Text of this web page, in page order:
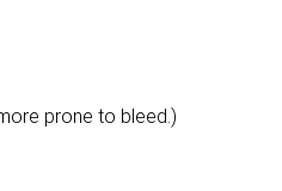
prone to bleed.)